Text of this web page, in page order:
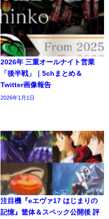
2026年 三重オールナイト営業
「後半戦」｜5chまとめ＆
Twitter画像報告
2026年1月1日
注目機『eエヴァ17 はじまりの
記憶』筐体＆スペック公開後 評